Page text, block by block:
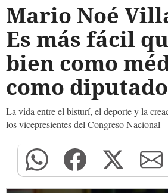
Mario Noé
Es más fácil
bien como
como diputado
La vida entre el bisturí, el deporte y la
los vicepresientes del Congreso Nacional